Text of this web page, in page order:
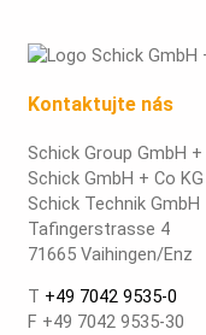
Kontaktujte nás
Schick Group GmbH +
Schick GmbH + Co KG
Schick Technik GmbH
Tafingerstrasse 4
71665 Vaihingen/Enz
T +49 7042 9535-0
F +49 7042 9535-30